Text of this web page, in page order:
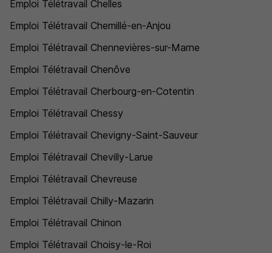
Emploi Télétravail Chelles
Emploi Télétravail Chemillé-en-Anjou
Emploi Télétravail Chennevières-sur-Marne
Emploi Télétravail Chenôve
Emploi Télétravail Cherbourg-en-Cotentin
Emploi Télétravail Chessy
Emploi Télétravail Chevigny-Saint-Sauveur
Emploi Télétravail Chevilly-Larue
Emploi Télétravail Chevreuse
Emploi Télétravail Chilly-Mazarin
Emploi Télétravail Chinon
Emploi Télétravail Choisy-le-Roi